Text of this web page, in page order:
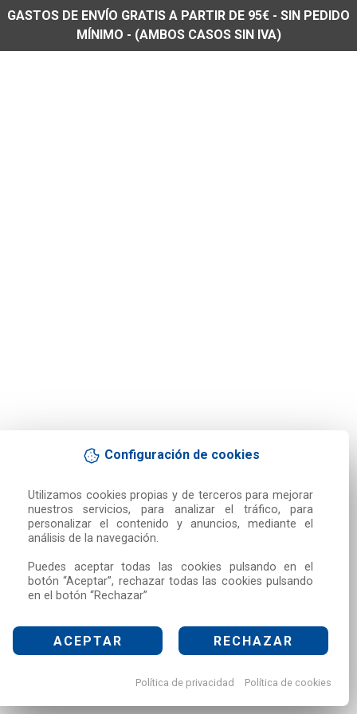
Configuración de cookies
Utilizamos cookies propias y de terceros para mejorar
nuestros servicios, para analizar el tráfico, para
personalizar el contenido y anuncios, mediante el
análisis de la navegación.
Puedes aceptar todas las cookies pulsando en el
botón “Aceptar”, rechazar todas las cookies pulsando
en el botón “Rechazar”
ACEPTAR RECHAZAR
Política de privacidad Política de cookies
GASTOS DE ENVÍO GRATIS A PARTIR DE 95€ - SIN PEDIDO
MÍNIMO - (AMBOS CASOS SIN IVA)